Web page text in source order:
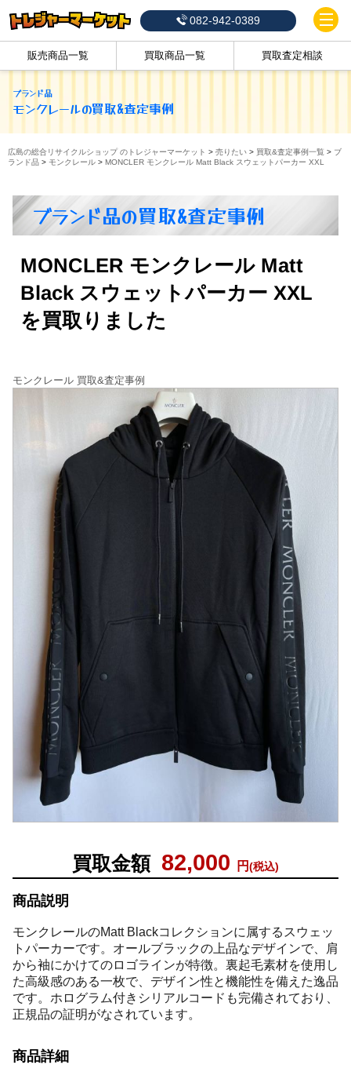
082-942-0389
販売商品一覧 買取商品一覧 買取査定相談
ブランド品
モンクレールの買取&査定事例
広島の総合リサイクルショップ のトレジャーマーケット > 売りたい> 買取&査定事例一覧 > ブ
ランド品> モンクレール> MONCLER モンクレール Matt Black スウェットパーカー XXL
ブランド品の買取&査定事例
MONCLER モンクレール Matt
Black スウェットパーカー XXL
を買取りました
買取金額 82,000 円(税込)
商品説明
モンクレールのMatt Blackコレクションに属するスウェッ
トパーカーです。オールブラックの上品なデザインで、肩
から袖にかけてのロゴラインが特徴。裏起毛素材を使用し
た高級感のある一枚で、デザイン性と機能性を備えた逸品
です。ホログラム付きシリアルコードも完備されており、
正規品の証明がなされています。
商品詳細
モンクレール 買取&査定事例